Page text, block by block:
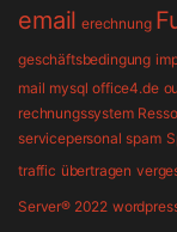
email erechnung
geschäftsbedingung
mail mysql office4.de
rechnungssystem
servicepersonal spam
traffic übertragen
Server® 2022